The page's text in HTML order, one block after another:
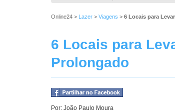
Online24 > Lazer > Viagens > 6 Locais para
6 Locais para
Prolongado
Por: João Paulo Moura